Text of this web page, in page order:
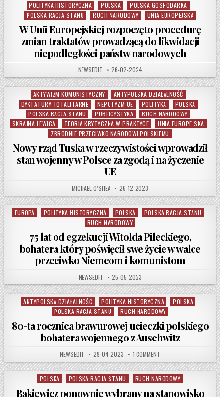
POLITYKA HISTORYCZNA
POLSKA
POLSKA GOSPODARKA
POLSKA RACJA STANU
RUCH NARODOWY UNIA EUROPEJSKA
W Unii Europejskiej rozpoczęto procedurę
zmian traktatów prowadzącą do likwidacji
niepodległości państw narodowych
AUTHOR:
NEWSEDIT PUBLISHED DATE:
26-02-2024
Posted in
AKTYWIZM KOMUNISTYCZNY
ANTYPOLSKA DZIAŁALNOŚĆ
DYKTATURY TOTALITARNE
NEPOTYZM UE POLITYKA
POLSKA
POLSKA RACJA STANU
PUBLICYSTYKA
RUCH NARODOWY
SKRAJNA LEWICA
TEORIA KRYTYCZNA W PRAKTYCE
UNIA EUROPEJSKA
ZBRODNIE PRZECIWKO NARODOWI POLSKIEMU
Nowy rząd Tuska w rzeczywistości wprowadził
stan wojenny w Polsce za zgodą i na życzenie
UE
AUTHOR:
MICHAEL O’SHEA PUBLISHED DATE:
26-12-2023
Posted in
EUROPA POLITYKA HISTORYCZNA POLSKA
POLSKA RACJA STANU
RUCH NARODOWY
75 lat od egzekucji Witolda Pileckiego,
bohatera który poświęcił swe życie w walce
przeciwko Niemcom i komunistom
AUTHOR:
NEWSEDIT PUBLISHED DATE:
25-05-2023
Posted in
ANTYPOLSKA DZIAŁALNOŚĆ POLITYKA HISTORYCZNA
POLSKA
POLSKA RACJA STANU
RUCH NARODOWY
80-ta rocznica brawurowej ucieczki polskiego
bohatera wojennego z Auschwitz
AUTHOR:
NEWSEDIT PUBLISHED DATE:
29-04-2023 1 COMMENT ON 80-TA ROCZNICA
Posted in
POLSKA POLSKA RACJA STANU RUCH NARODOWY
Bąkiewicz ponownie wybrany na stanowisko